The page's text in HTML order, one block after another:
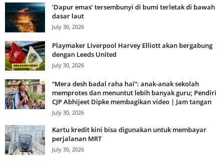
‘Dapur emas’ tersembunyi di bumi terletak di bawah
dasar laut
July 30, 2026
Playmaker Liverpool Harvey Elliott akan bergabung
dengan Leeds United
July 30, 2026
“Mera desh badal raha hai”: anak-anak sekolah
memprotes dan menuntut lebih banyak guru; Pendiri
CJP Abhijeet Dipke membagikan video | Jam tangan
July 30, 2026
Kartu kredit kini bisa digunakan untuk membayar
perjalanan MRT
July 30, 2026